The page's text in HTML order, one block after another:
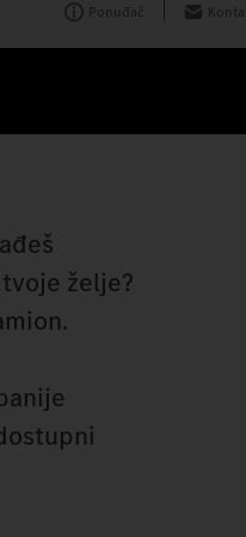
Ponuđač
želje?